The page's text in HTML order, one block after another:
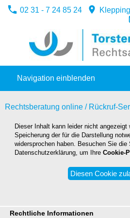
02 31 - 7 24 85 24
Navigation einblenden
Rechtsberatung online / Rückruf-
Dieser Inhalt kann leider nicht angezeigt
Speicherung der für die Darstellung
widersprochen haben. Besuchen Sie die
Datenschutzerklärung, um Ihre Cookie-
Diesen Cookie
Rechtliche Informationen